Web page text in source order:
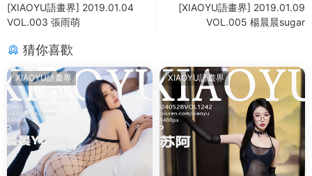
[XIAOYU語畫界] 2019.01.04
VOL.003 張雨萌
[XIAOYU語畫界] 2019.01.09
VOL.005 楊晨晨sugar
猜你喜歡
XIAOYU語畫界 XIAOYU語畫界